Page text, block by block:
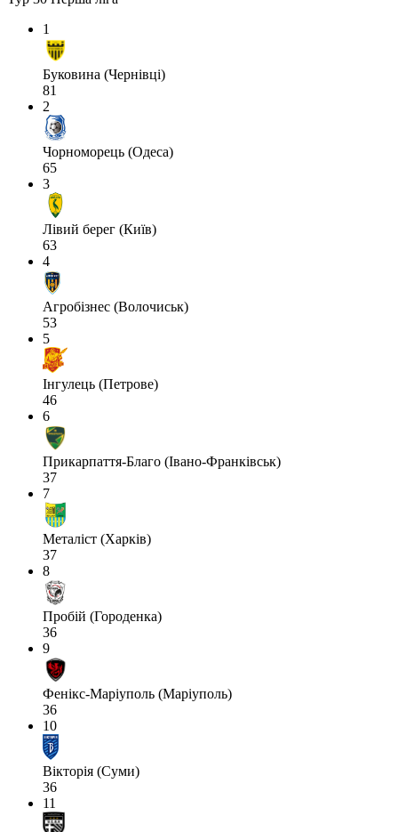
1
Буковина (Чернівці)
81
2
Чорноморець (Одеса)
65
3
Лівий берег (Київ)
63
4
Агробізнес (Волочиськ)
53
5
Інгулець (Петрове)
46
6
Прикарпаття-Благо (Івано-Франківськ)
37
7
Металіст (Харків)
37
8
Пробій (Городенка)
36
9
Фенікс-Маріуполь (Маріуполь)
36
10
Вікторія (Суми)
36
11